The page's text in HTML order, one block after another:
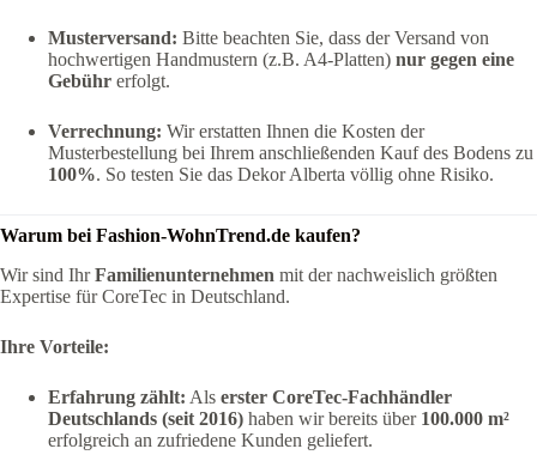
Musterversand: Bitte beachten Sie, dass der Versand von
hochwertigen Handmustern (z.B. A4-Platten) nur gegen eine
Gebühr erfolgt.
Verrechnung: Wir erstatten Ihnen die Kosten der
Musterbestellung bei Ihrem anschließenden Kauf des Bodens zu
100%. So testen Sie das Dekor Alberta völlig ohne Risiko.
Warum bei Fashion-WohnTrend.de kaufen?
Wir sind IhrFamilienunternehmen mit der nachweislich größten
Expertise für CoreTec in Deutschland.
Ihre Vorteile:
Erfahrung zählt: Als erster CoreTec-Fachhändler
Deutschlands (seit 2016) haben wir bereits über 100.000 m²
erfolgreich an zufriedene Kunden geliefert.